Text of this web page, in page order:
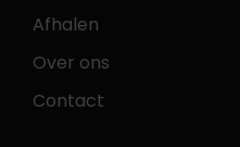
Afhalen
Over ons
Contact